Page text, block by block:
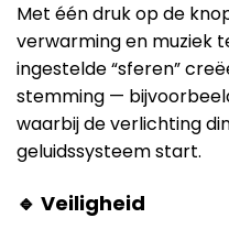
Met één druk op de
verwarming en muziek
ingestelde “sferen”
stemming —
waarbij de verlichting
geluidssysteem start.
🔹 Veiligheid